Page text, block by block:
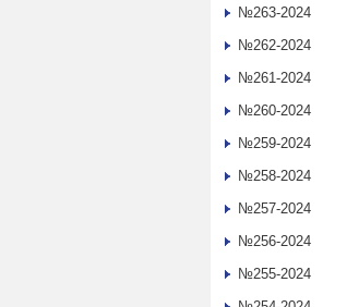
№263-2024
№262-2024
№261-2024
№260-2024
№259-2024
№258-2024
№257-2024
№256-2024
№255-2024